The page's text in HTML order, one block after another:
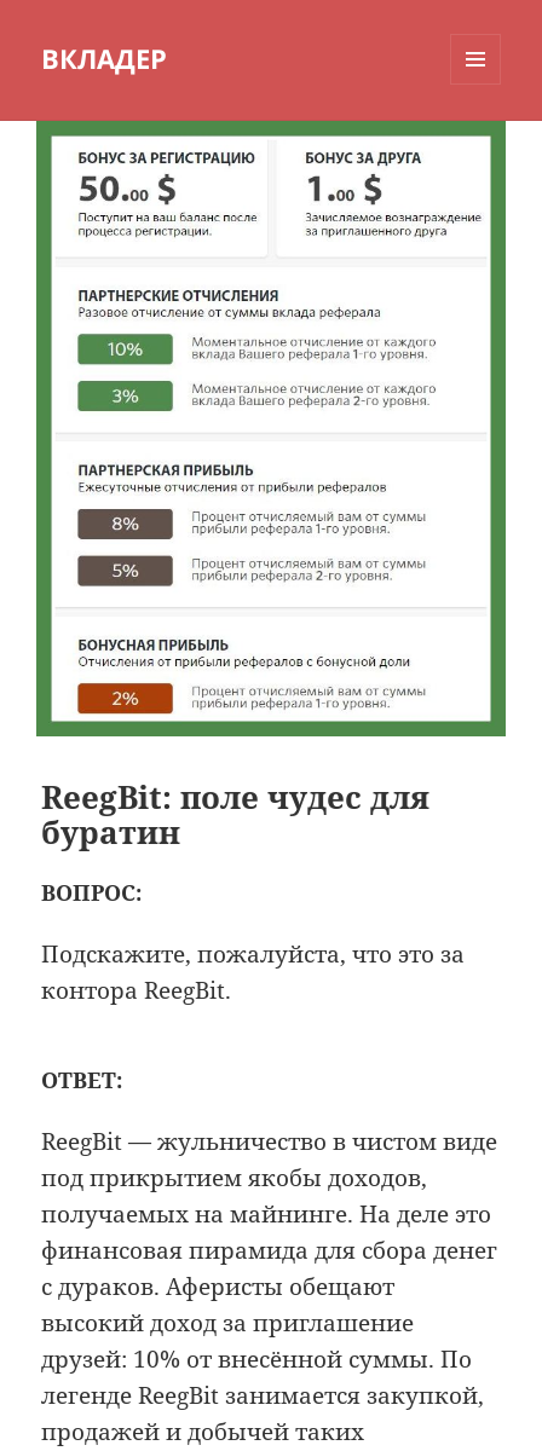
ВКЛАДЕР
ВИДЖЕТЫ
ReegBit: поле чудес для
буратин
ВОПРОС:
Подскажите, пожалуйста, что это за
контора ReegBit.
ОТВЕТ:
ReegBit — жульничество в чистом виде
под прикрытием якобы доходов,
получаемых на майнинге. На деле это
финансовая пирамида для сбора денег
с дураков. Аферисты обещают
высокий доход за приглашение
друзей: 10% от внесённой суммы. По
легенде ReegBit занимается закупкой,
продажей и добычей таких